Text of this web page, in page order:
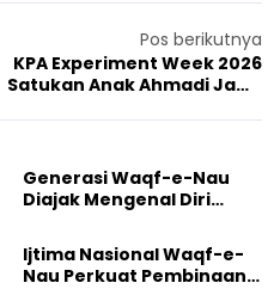
Pos berikutnya
KPA Experiment Week 2026
Satukan Anak Ahmadi Jawa
Pembelajaran Interaktif
Generasi Waqf-e-Nau
Diajak Mengenal Diri
Dunia
Ijtima Nasional Waqf-e-
Nau Perkuat Pembinaan